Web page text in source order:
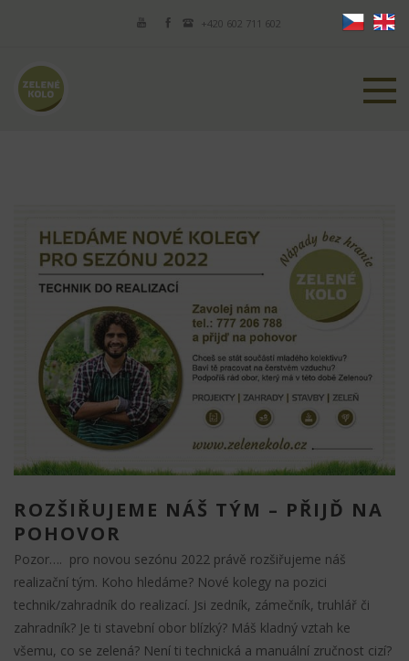
+420 602 711 602
ROZŠIŘUJEME NÁŠ TÝM – PŘIJĎ NA
POHOVOR
Pozor…. pro novou sezónu 2022 právě rozšiřujeme náš
realizační tým. Koho hledáme? Nové kolegy na pozici
technik/zahradník do realizací. Jsi zedník, zámečník, truhlář či
zahradník? Je ti stavební obor blízký? Máš kladný vztah ke
všemu, co se zelená? Není ti technická a manuální zručnost cizí?